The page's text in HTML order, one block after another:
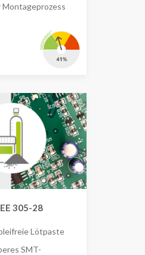
Montageprozess
305-28
Lötpaste
SMT-